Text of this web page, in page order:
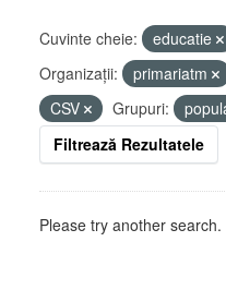
Cuvinte cheie: educatie
Organizații:
primariatm
CSV
Grupuri:
Filtrează Rezultatele
Please try another search.